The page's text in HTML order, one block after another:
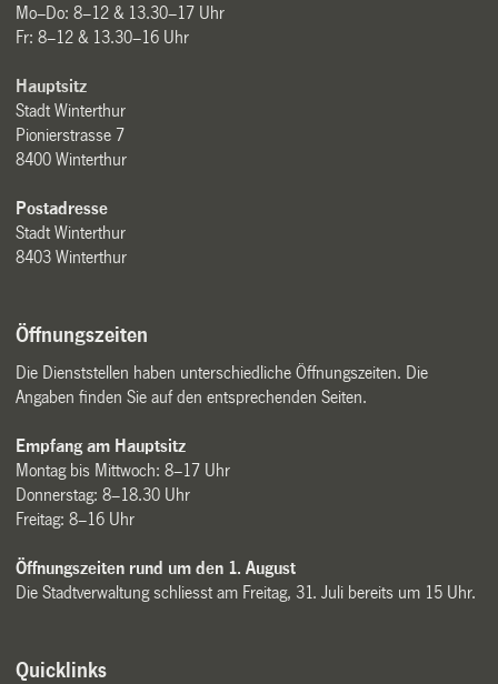
Mo–Do: 8–12 & 13.30–17 Uhr
Fr: 8–12 & 13.30–16 Uhr
Hauptsitz
Stadt Winterthur
Pionierstrasse 7
8400 Winterthur
Postadresse
Stadt Winterthur
8403 Winterthur
Öffnungszeiten
Die Dienststellen haben unterschiedliche Öffnungszeiten. Die
Angaben finden Sie auf den entsprechenden Seiten.
Empfang am Hauptsitz
Montag bis Mittwoch: 8–17 Uhr
Donnerstag: 8–18.30 Uhr
Freitag: 8–16 Uhr
Öffnungszeiten rund um den 1. August
Die Stadtverwaltung schliesst am Freitag, 31. Juli bereits um 15 Uhr.
Quicklinks